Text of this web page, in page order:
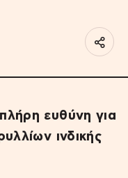
ευθύνη για
ινδικής